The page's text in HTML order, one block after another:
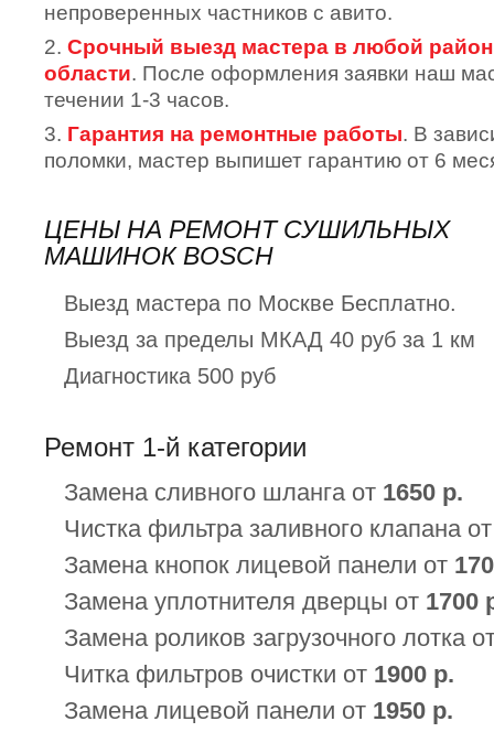
непроверенных частников с авито.
2. Срочный выезд мастера в любой
области. После оформления заявки наш
течении 1-3 часов.
3. Гарантия на ремонтные работы. В
поломки, мастер выпишет гарантию от 6
ЦЕНЫ НА РЕМОНТ СУШИЛЬНЫХ
МАШИНОК BOSCH
Выезд мастера по Москве Бесплатно.
Выезд за пределы МКАД 40 руб за 1 км
Диагностика 500 руб
Ремонт 1-й категории
Замена сливного шланга от 1650 р.
Чистка фильтра заливного клапана
Замена кнопок лицевой панели от
Замена уплотнителя дверцы от 1700
Замена роликов загрузочного лотка
Читка фильтров очистки от 1900 р.
Замена лицевой панели от 1950 р.